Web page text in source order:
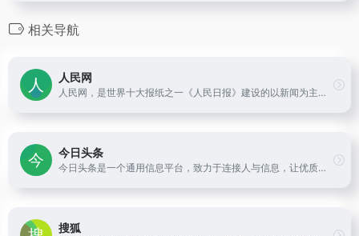
相关导航
人民网
人民网，是世界十大报纸之一《人民日报》建设的以新闻为主的大型网上信息发布平台，也是互联网上最大的中文和多语种新闻网站之一。作为国家重点新闻网站，人民网以新闻报道的权威性、及时性、多样性和评论性为特色，在网民中树立起了“权威媒体、大众网站”的形象。
今日头条
今日头条是一个通用信息平台，致力于连接人与信息，让优质丰富的信息得到高效精准的分发，促使信息创造价值。
搜狐